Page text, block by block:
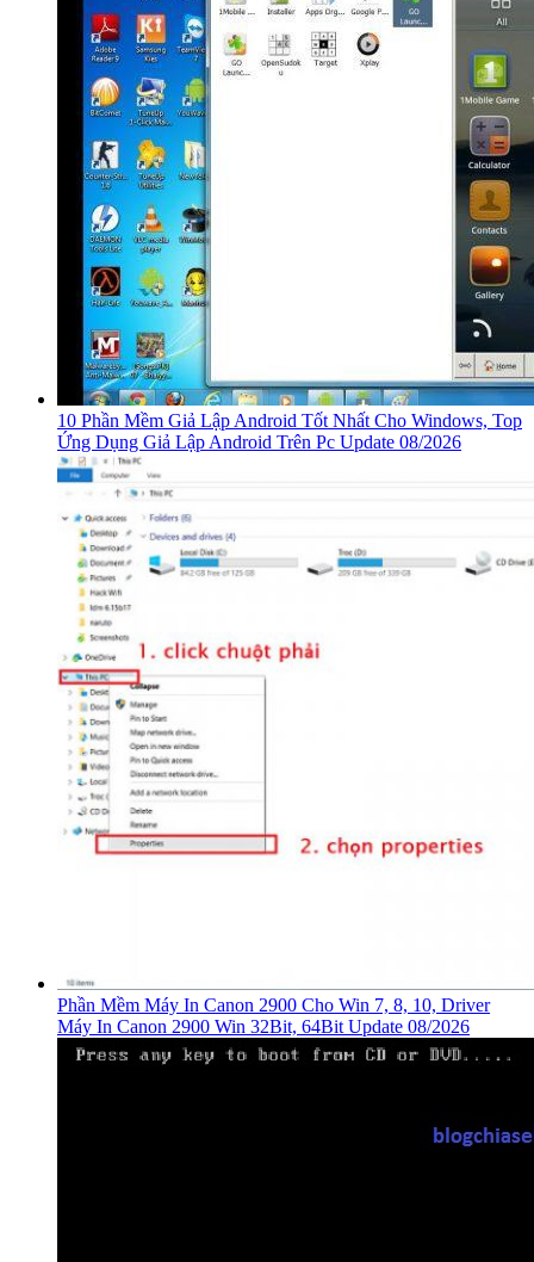
10 Phần Mềm Giả Lập Android Tốt Nhất Cho Windows, Top
Ứng Dụng Giả Lập Android Trên Pc Update 08/2026
Phần Mềm Máy In Canon 2900 Cho Win 7, 8, 10, Driver
Máy In Canon 2900 Win 32Bit, 64Bit Update 08/2026